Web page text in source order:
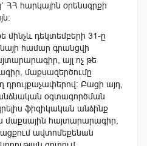
հարկային օրենսգրքի
մինչև դեկտեմբերի 31-ը
համար գրանցվի
այլ ոչ թե
մաքսազերծումը
դրույքաչափերով: Բացի այդ,
օգտագործման
ֆիզիկական անձինք
մաքսային հայտարարագիր,
ավտոմեքենան